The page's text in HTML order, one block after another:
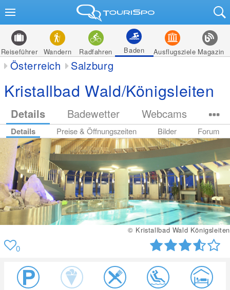
Reiseführer Wandern Radfahren Baden Ausflugsziele Magazin
Österreich Salzburg
Kristallbad Wald/Königsleiten
Details Badewetter Webcams
Details Preise & Öffnungszeiten Bilder Forum
© Kristallbad Wald Königsleiten
0